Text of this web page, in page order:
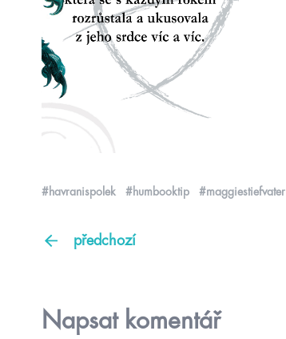
#havranispolek #humbooktip #maggiestiefvater
předchozí
Napsat komentář